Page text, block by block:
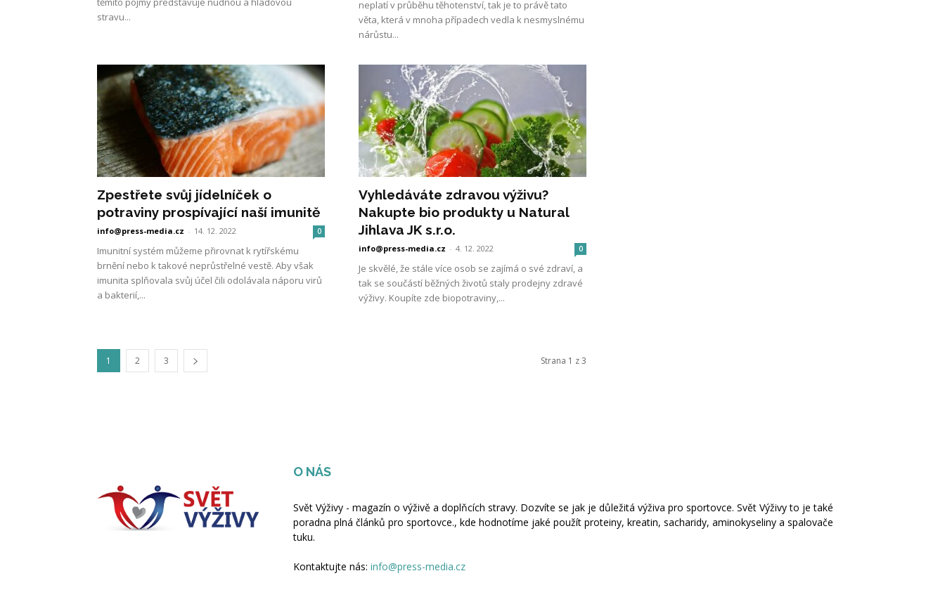
stravu...
neplatí v průběhu těhotenství, tak je to právě tato
věta, která v mnoha případech vedla k nesmyslnému
nárůstu...
Zpestřete svůj jídelníček o
potraviny prospívající naší imunitě
info@press-media.cz - 14. 12. 2022 0
Imunitní systém můžeme přirovnat k rytířskému
brnění nebo k takové neprůstřelné vestě. Aby však
imunita splňovala svůj účel čili odolávala náporu virů
a bakterií,...
Vyhledáváte zdravou výživu?
Nakupte bio produkty u Natural
Jihlava JK s.r.o.
info@press-media.cz - 4. 12. 2022 0
Je skvělé, že stále více osob se zajímá o své zdraví, a
tak se součástí běžných životů staly prodejny zdravé
výživy. Koupíte zde biopotraviny,...
1 2 3 Strana 1 z 3
O NÁS
Svět Výživy - magazín o výživě a doplňcích stravy. Dozvíte se jak je důležitá výživa pro sportovce. Svět Výživy to je také
poradna plná článků pro sportovce., kde hodnotíme jaké použít proteiny, kreatin, sacharidy, aminokyseliny a spalovače
tuku.
Kontaktujte nás: info@press-media.cz